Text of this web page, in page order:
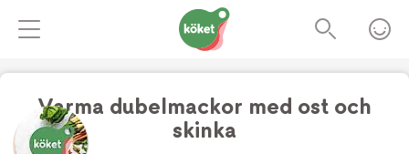
Varma dubelmackor med ost och
skinka